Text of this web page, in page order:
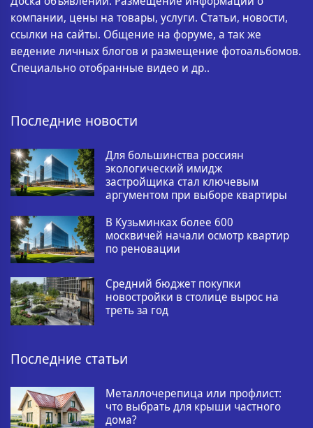
компании, цены на товары, услуги. Статьи, новости,
ссылки на сайты. Общение на форуме, а так же
ведение личных блогов и размещение фотоальбомов.
Специально отобранные видео и др..
Последние новости
Для большинства россиян
экологический имидж
застройщика стал ключевым
аргументом при выборе квартиры
В Кузьминках более 600
москвичей начали осмотр квартир
по реновации
Средний бюджет покупки
новостройки в столице вырос на
треть за год
Последние статьи
Металлочерепица или профлист:
что выбрать для крыши частного
дома?